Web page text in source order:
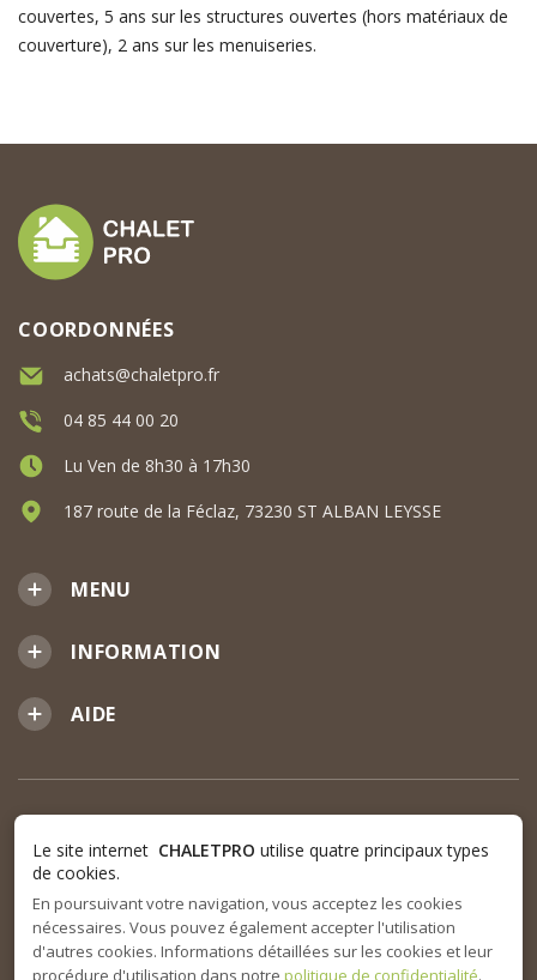
couvertes, 5 ans sur les structures ouvertes (hors matériaux de
couverture), 2 ans sur les menuiseries.
MENU
INFORMATION
AIDE
COORDONNÉES
achats@chaletpro.fr
04 85 44 00 20
Lu Ven de 8h30 à 17h30
187 route de la Féclaz, 73230 ST ALBAN LEYSSE
Le site internet CHALETPRO utilise quatre principaux types
de cookies.
En poursuivant votre navigation, vous acceptez les cookies
nécessaires. Vous pouvez également accepter l'utilisation
d'autres cookies. Informations détaillées sur les cookies et leur
procédure d'utilisation dans notre politique de confidentialité.